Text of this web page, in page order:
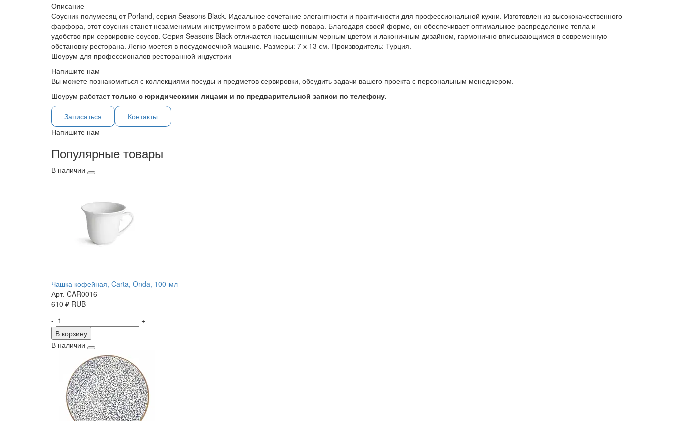
Описание
Соусник-полумесяц от Porland, серия Seasons Black. Идеальное сочетание элегантности и практичности для профессиональной кухни. Изготовлен из высококачественного
фарфора, этот соусник станет незаменимым инструментом в работе шеф-повара. Благодаря своей форме, он обеспечивает оптимальное распределение тепла и
удобство при сервировке соусов. Серия Seasons Black отличается насыщенным черным цветом и лаконичным дизайном, гармонично вписывающимся в современную
обстановку ресторана. Легко моется в посудомоечной машине. Размеры: 7 х 13 см. Производитель: Турция.
Шоурум для профессионалов ресторанной индустрии
Напишите нам
Вы можете познакомиться с коллекциями посуды и предметов сервировки, обсудить задачи вашего проекта с персональным менеджером.
Шоурум работаеттолько с юридическими лицами и по предварительной записи по телефону.
Записаться
Контакты
Напишите нам
Популярные товары
В наличии
Чашка кофейная, Carta, Onda, 100 мл
Арт. CAR0016
610 ₽ RUB
-
+
В корзину
В наличии